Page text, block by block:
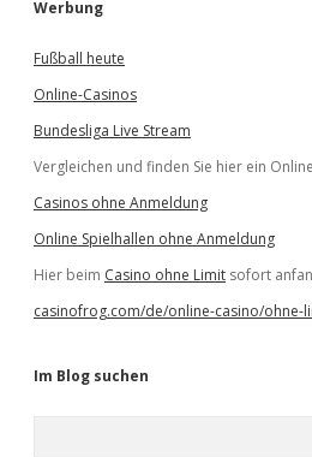
Werbung
Fußball heute
Online-Casinos
Bundesliga Live Stream
Vergleichen und finden Sie hier ein Online
Casinos ohne Anmeldung
Online Spielhallen ohne Anmeldung
Hier beim Casino ohne Limit sofort
casinofrog.com/de/online-casino/ohne-
Im Blog suchen